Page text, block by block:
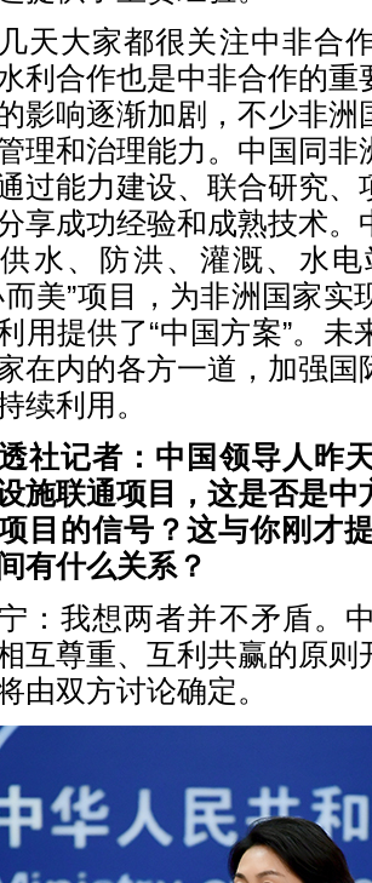
天大家都很关注中非合
水利合作也是中非合作的
影响逐渐加剧，不少非洲
理和治理能力。中国同
过能力建设、联合研究、
享成功经验和成熟技术。
水、防洪、灌溉、水
而美”项目，为非洲国家
用提供了“中国方案”。
在内的各方一道，加强国
续利用。
社记者：中国领导人昨
施联通项目，这是否是中
目的信号？这与你刚才
有什么关系？
：我想两者并不矛盾。
互尊重、互利共赢的原则
由双方讨论确定。